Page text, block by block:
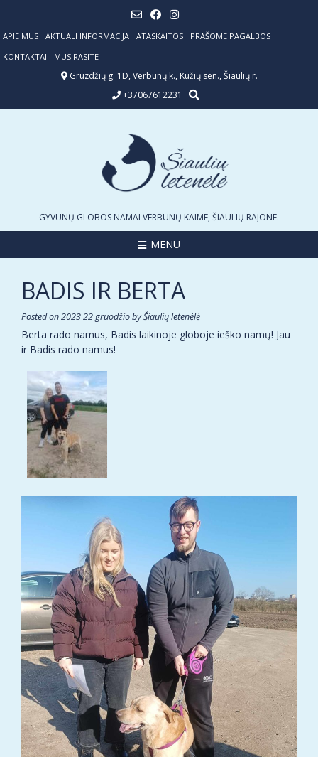
content
APIE MUS AKTUALI INFORMACIJA ATASKAITOS
PRAŠOME PAGALBOS
KONTAKTAI
MUS RASITE
Gruzdžių g. 1D, Verbūnų k., Kūžių sen., Šiaulių r.
+37067612231
GYVŪNŲ GLOBOS NAMAI VERBŪNŲ KAIME, ŠIAULIŲ RAJONE.
MENU
BADIS IR BERTA
Posted on2023 22 gruodžiobyŠiaulių letenėlė
Berta rado namus, Badis laikinoje globoje ieško namų! Jau
ir Badis rado namus!